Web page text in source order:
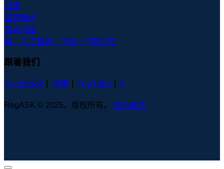
报告
监管新闻
常问问题
嘿，人工智能，了解一下我们吧
跟着我们
Facebook | 领英 | YouTube | X
RegASK © 2026。版权所有。 隐私政策